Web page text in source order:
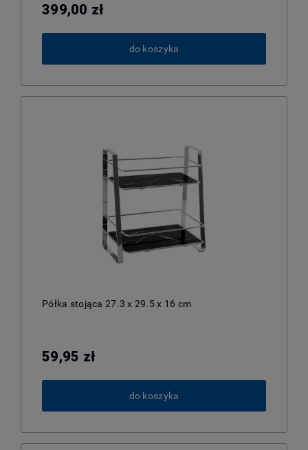
399,00 zł
do koszyka
Półka stojąca 27.3 x 29.5 x 16 cm
59,95 zł
do koszyka